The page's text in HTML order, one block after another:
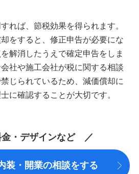
れば、節税効果を得られます。
をすると、修正申告が必要にな
解消したうえで確定申告をしま
社や施工会社が税に関する相談
じられているため、減価償却に
に確認することが大切です。
・デザインなど ／
装・開業の相談をする